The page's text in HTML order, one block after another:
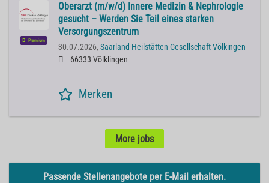
Premium
Oberarzt (m/w/d) Innere Medizin & Nephrologie
gesucht – Werden Sie Teil eines starken
Versorgungszentrum
30.07.2026, Saarland-Heilstätten Gesellschaft Völkingen
66333 Völklingen
Merken
More jobs
Passende Stellenangebote per E-Mail erhalten.